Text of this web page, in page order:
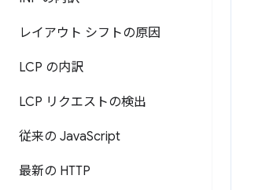
レイアウト シフトの原因
LCP の内訳
LCP リクエストの検出
従来の JavaScript
最新の HTTP